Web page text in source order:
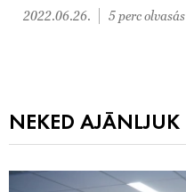
2022.06.26. 5 perc olvasás
NEKED AJÁNLJUK